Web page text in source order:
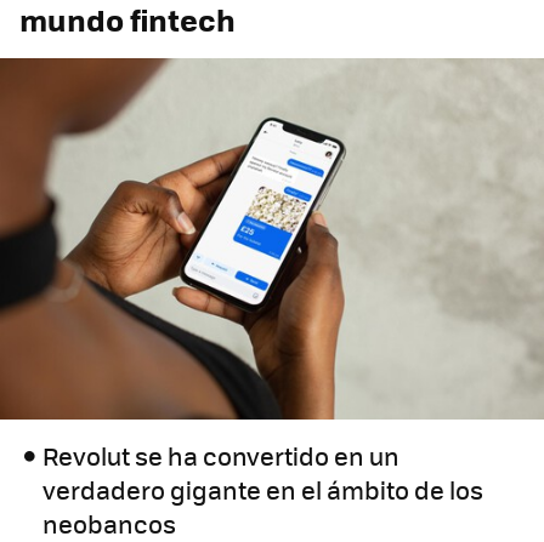
mundo fintech
Revolut se ha convertido en un
verdadero gigante en el ámbito de los
neobancos